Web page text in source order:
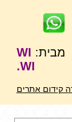
מבית: WI
WI.
קידום אתרים